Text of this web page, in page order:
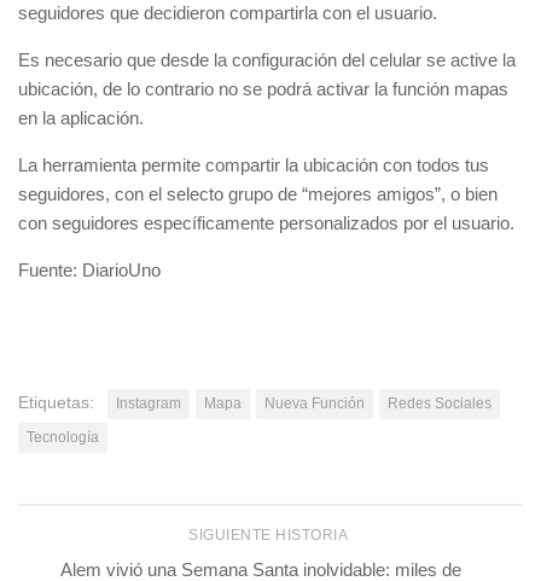
seguidores que decidieron compartirla con el usuario.
Es necesario que desde la configuración del celular se active la
ubicación, de lo contrario no se podrá activar la función mapas
en la aplicación.
La herramienta permite compartir la ubicación con todos tus
seguidores, con el selecto grupo de “mejores amigos”, o bien
con seguidores específicamente personalizados por el usuario.
Fuente: DiarioUno
Etiquetas: Instagram Mapa Nueva Función
Redes Sociales
Tecnología
SIGUIENTE HISTORIA
Alem vivió una Semana Santa inolvidable: miles de